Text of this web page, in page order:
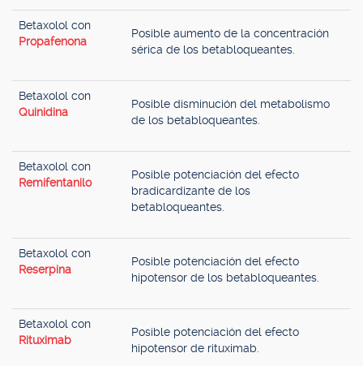
Betaxolol con
Propafenona
Posible aumento de la concentración
sérica de los betabloqueantes.
Betaxolol con
Quinidina
Posible disminución del metabolismo
de los betabloqueantes.
Betaxolol con
Remifentanilo
Posible potenciación del efecto
bradicardizante de los
betabloqueantes.
Betaxolol con
Reserpina
Posible potenciación del efecto
hipotensor de los betabloqueantes.
Betaxolol con
Rituximab
Posible potenciación del efecto
hipotensor de rituximab.